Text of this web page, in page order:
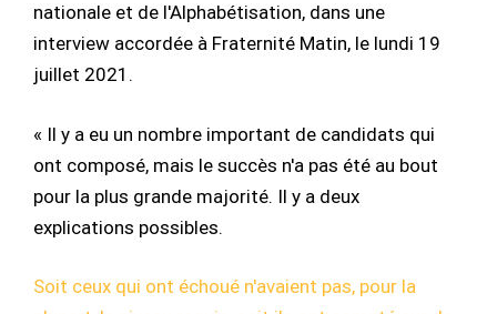
nationale et de l'Alphabétisation, dans une
interview accordée à Fraternité Matin, le lundi 19
juillet 2021.
« Il y a eu un nombre important de candidats qui
ont composé, mais le succès n'a pas été au bout
pour la plus grande majorité. Il y a deux
explications possibles.
Soit ceux qui ont échoué n'avaient pas, pour la